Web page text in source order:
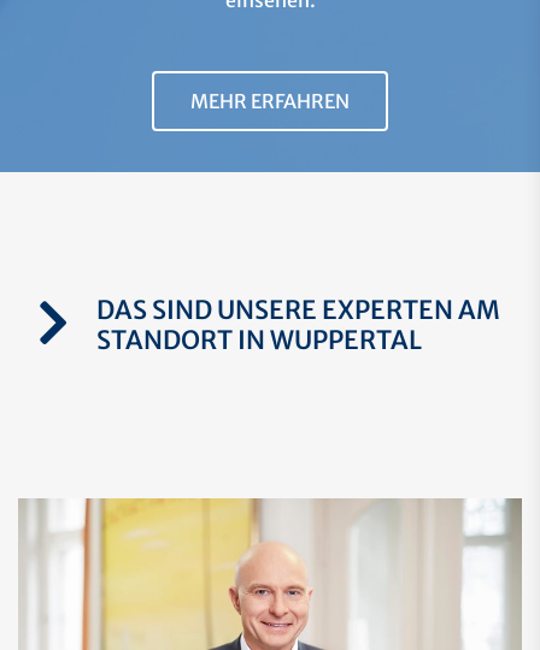
MEHR ERFAHREN
DAS SIND UNSERE EXPERTEN AM
STANDORT IN WUPPERTAL